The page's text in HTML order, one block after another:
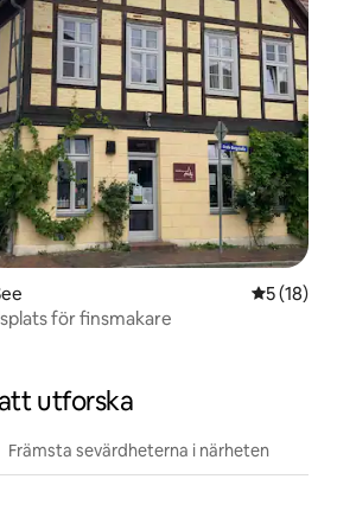
5 av 5 i
5 (18)
för finsmakare
utforska
Främsta sevärdheterna i närheten